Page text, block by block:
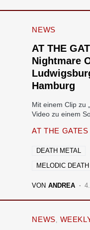
NEWS
AT THE
Nightmare
Hamburg
Mit einem Clip zu
Video zu einem
AT THE GATES
DEATH METAL
MELODIC
VON ANDREA
NEWS